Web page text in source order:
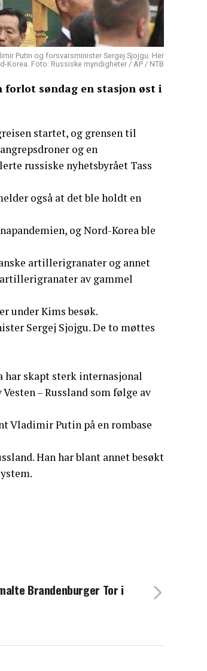
Putin og forsvarsminister Sergej Sjojgu. Her
Foto: Russiske myndigheter / AP / NTB
forlot søndag en stasjon øst i
startet, og grensen til
og en
russiske nyhetsbyrået Tass
også at det ble holdt en
og Nord-Korea ble
artillerigranater og annet
av gammel
under Kims besøk.
Sergej Sjojgu. De to møttes
skapt sterk internasjonal
– Russland som følge av
Vladimir Putin på en rombase
Han har blant annet besøkt
Brandenburger Tor i